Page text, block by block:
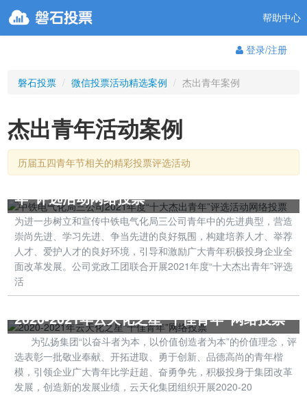
帮助中心
登录/注册
磐石投票 / 微信投票活动精选案例 / 杰出青年案例
杰出青年活动案例
历届五四青年节相关的精彩投票评选活动
中铁电气化局三公司2021年度“十大杰出青
年”评选活动网络投票
为进一步树立和宣传中铁电气化局三公司青年中的先进典型，营造
崇尚先进、学习先进、争当先进的良好氛围，构建培养人才、举荐
人才、爱护人才的良好环境，引导和激励广大青年积极投身企业全
面改革发展。公司党政工团联合开展2021年度“十大杰出青年”评选
活
2020-2021年云天化之星“十佳青年”网络投票
为弘扬集团“以奋斗者为本，以价值创造者为本”的价值理念，评
选表彰一批敬业奉献、开拓进取、勇于创新、品德高尚的青年楷
模，引领企业广大青年比学赶超、奋勇争先，积极投身于集团改革
发展，创造新的发展业绩，云天化集团组织开展2020-20